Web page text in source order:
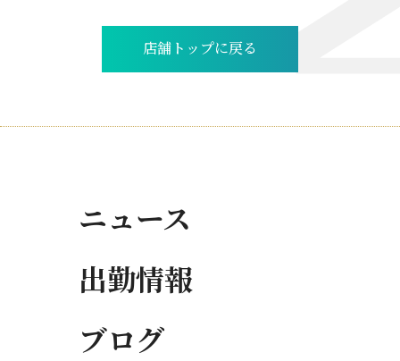
店舗トップに戻る
ニュース
出勤情報
ブログ